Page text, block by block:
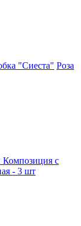
"Сиеста" Роза
Композиция с
- 3 шт